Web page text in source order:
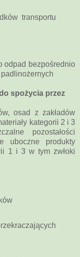
transportu
odpad bezpośrednio
spożycia przez
osad z zakładów
kategorii 2 i 3
pozostałości
uboczne produkty
1 i 3 w tym zwłoki